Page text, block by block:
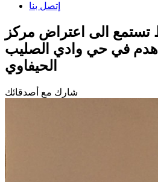
إتصل بنا
تستمع الى اعتراض مركز
في حي وادي الصليب
الحيفاوي
شارك مع أصدقائك